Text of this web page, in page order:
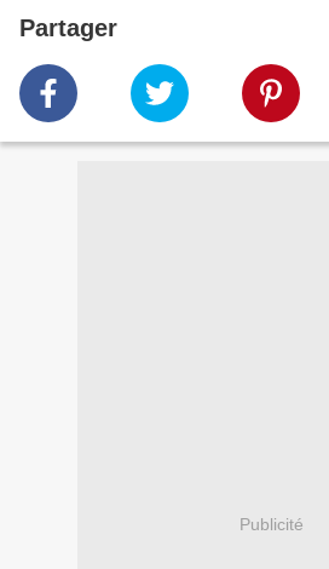
Partager
Publicité